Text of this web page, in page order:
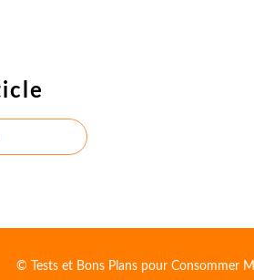
© Tests et Bons Plans pour Consommer